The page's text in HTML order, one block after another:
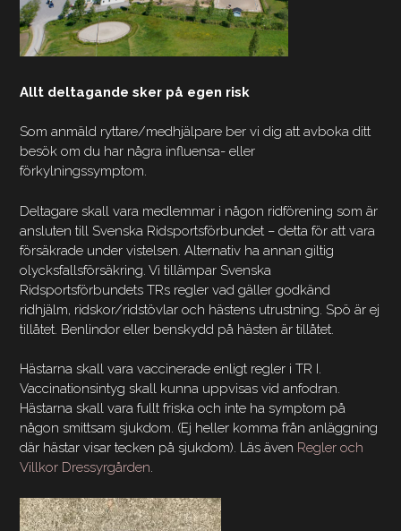
Allt deltagande sker på egen risk
Som anmäld ryttare/medhjälpare ber vi dig att avboka ditt
besök om du har några influensa- eller
förkylningssymptom.
Deltagare skall vara medlemmar i någon ridförening som är
ansluten till Svenska Ridsportsförbundet – detta för att vara
försäkrade under vistelsen. Alternativ ha annan giltig
olycksfallsförsäkring. Vi tillämpar Svenska
Ridsportsförbundets TRs regler vad gäller godkänd
ridhjälm, ridskor/ridstövlar och hästens utrustning. Spö är ej
tillåtet. Benlindor eller benskydd på hästen är tillåtet.
Hästarna skall vara vaccinerade enligt regler i TR I.
Vaccinationsintyg skall kunna uppvisas vid anfodran.
Hästarna skall vara fullt friska och inte ha symptom på
någon smittsam sjukdom. (Ej heller komma från anläggning
där hästar visar tecken på sjukdom). Läs även Regler och
Villkor Dressyrgården.